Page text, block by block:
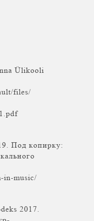
Ülikooli
files/
Под копирку:
in-music/
2017.